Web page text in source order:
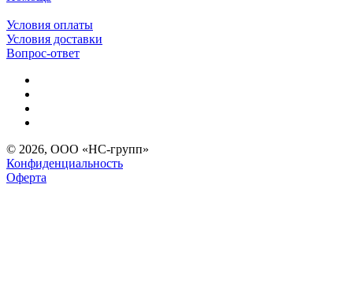
Условия оплаты
Условия доставки
Вопрос-ответ
© 2026, ООО «НС-групп»
Конфиденциальность
Оферта